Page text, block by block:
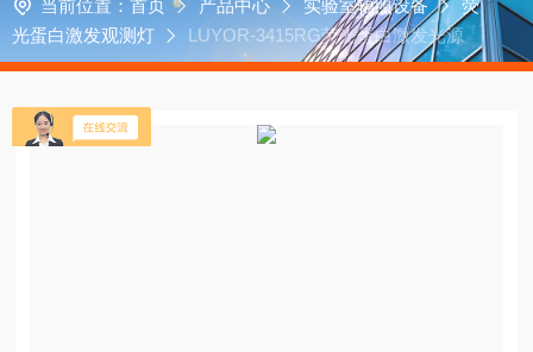
当前位置： 首页 产品中心 实验室辐照设备
荧
光蛋白激发观测灯
LUYOR-3415RG荧光蛋白激发光源